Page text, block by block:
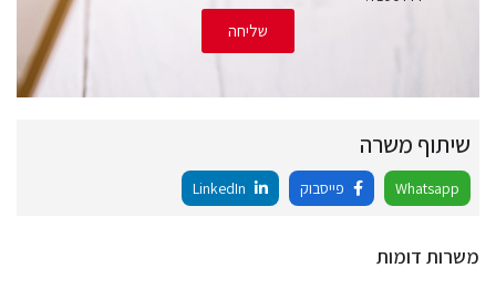
שליחה
שיתוף משרה
Whatsapp פייסבוק
משרות דומות